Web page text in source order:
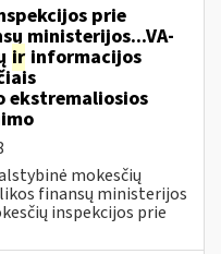
prie
ministerijos...VA-
ir informacijos
ekstremaliosios
mokesčių
finansų ministerijos
inspekcijos prie